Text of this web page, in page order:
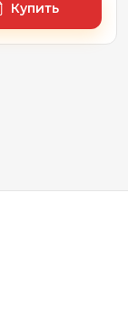
Купить